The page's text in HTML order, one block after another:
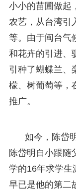
小小的苗圃做起
农艺，从台湾引
等。由于闽台气
和花卉的引进、
引种了蝴蝶兰、
檬、树葡萄等，
推广。
如今，陈岱
陈岱明自小跟随
学的16年求学生
早已是他的第二